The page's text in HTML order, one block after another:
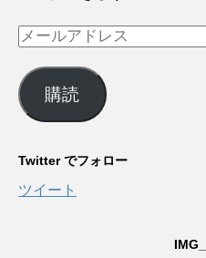
メ
ル
ア
レ
ス
購読
Twitter でフォロー
ツイート